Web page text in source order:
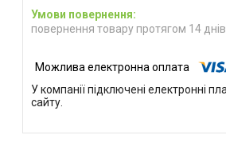
повернення товару протягом 14 днів
У компанії підключені електронні
сайту.